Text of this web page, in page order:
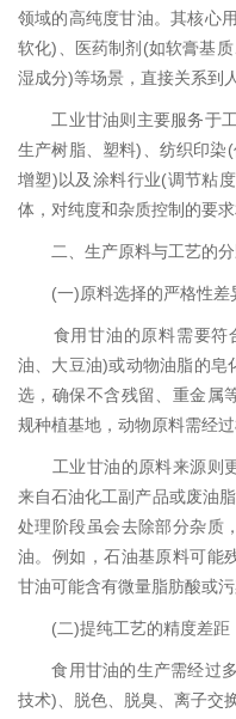
领域的高纯度甘油。其核心
软化)、医药制剂(如软膏基
湿成分)等场景，直接关系到
工业甘油则主要服务于工
生产树脂、塑料)、纺织印染
增塑)以及涂料行业(调节粘
体，对纯度和杂质控制的要求
二、生产原料与工艺的分
(一)原料选择的严格性差
食用甘油的原料需要符
油、大豆油)或动物油脂的皂
选，确保不含残留、重金属
规种植基地，动物原料需经
工业甘油的原料来源则更
来自石油化工副产品或废油
处理阶段虽会去除部分杂质
油。例如，石油基原料可能
甘油可能含有微量脂肪酸或污
(二)提纯工艺的精度差距
食用甘油的生产需经过多
技术)、脱色、脱臭、离子交